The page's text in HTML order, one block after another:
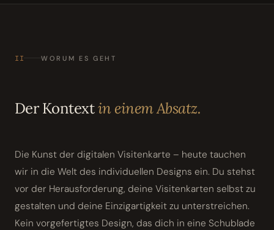
II WORUM ES GEHT
Der Kontextin einem Absatz.
Die Kunst der digitalen Visitenkarte – heute tauchen
wir in die Welt des individuellen Designs ein. Du stehst
vor der Herausforderung, deine Visitenkarten selbst zu
gestalten und deine Einzigartigkeit zu unterstreichen.
Kein vorgefertigtes Design, das dich in eine Schublade